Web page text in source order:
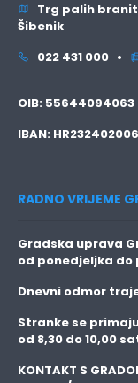
Trg palih
Šibenik
022 431 000 •
OIB: 55644094063
IBAN:
RADNO VRIJEME
Gradska uprava
od ponedjeljka do
Dnevni odmor
Stranke se
od 8,30 do 10,00
KONTAKT S